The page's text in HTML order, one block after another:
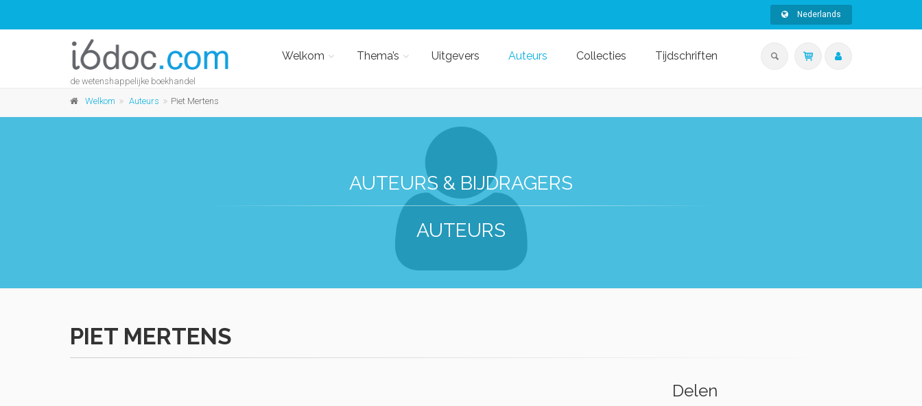
Nederlands
de wetenshappelijke boekhandel
Welkom Thema’s Uitgevers Auteurs Collecties Tijdschriften
Welkom Auteurs Piet Mertens
AUTEURS & BIJDRAGERS
AUTEURS
PIET MERTENS
Delen